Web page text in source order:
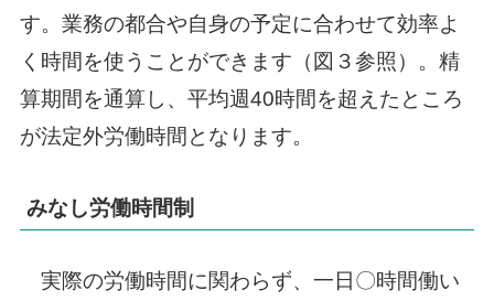
す。業務の都合や自身の予定に合わせて効率よ
く時間を使うことができます（図３参照）。精
算期間を通算し、平均週40時間を超えたところ
が法定外労働時間となります。
みなし労働時間制
実際の労働時間に関わらず、一日〇時間働い